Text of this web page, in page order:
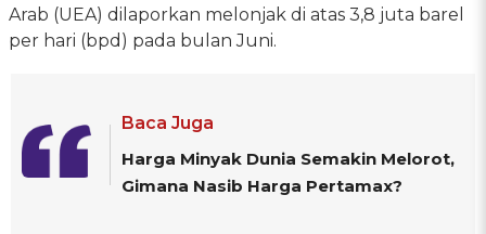
Arab (UEA) dilaporkan melonjak di atas 3,8 juta barel
per hari (bpd) pada bulan Juni.
Baca Juga
Harga Minyak Dunia Semakin Melorot,
Gimana Nasib Harga Pertamax?